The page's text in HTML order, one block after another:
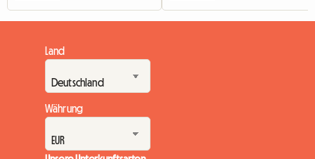
Land
Währung